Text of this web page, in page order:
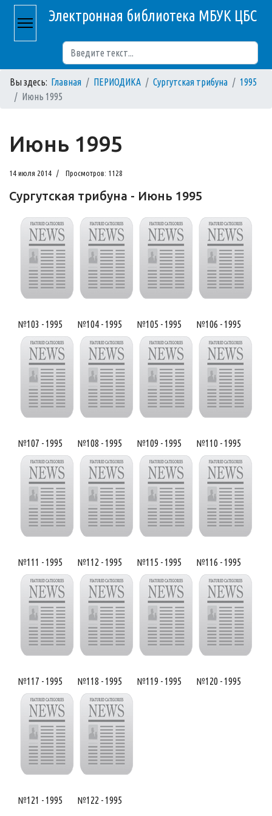
Электронная библиотека МБУК ЦБС
Вы здесь: Главная ПЕРИОДИКА Сургутская трибуна
1995
Июнь 1995
Июнь 1995
14 июля 2014 Просмотров: 1128
Сургутская трибуна - Июнь 1995
№103 - 1995 №104 - 1995 №105 - 1995 №106 - 1995
№107 - 1995 №108 - 1995 №109 - 1995 №110 - 1995
№111 - 1995 №112 - 1995 №115 - 1995 №116 - 1995
№117 - 1995 №118 - 1995 №119 - 1995 №120 - 1995
№121 - 1995 №122 - 1995